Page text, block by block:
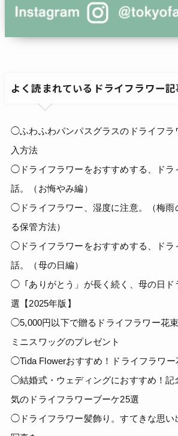
よく読まれているドライフラワー記
◯ふわふわパンパスグラスのドライフラ
入方法
◯ドライフラワーをおすすめする、ドラ
話。（お悔やみ編）
◯ドライフラワー、湿度に注意。（梅雨
る保管方法）
◯ドライフラワーをおすすめする、ドラ
話。（母の日編）
◯「ありがとう」が長く続く、母の日ド
選【2025年版】
◯5,000円以下で贈るドライフラワー花
ミニスワッグのプレゼント
◯Tida Flowerおすすめ！ドライフラワー
◯結婚式・ウェディングにおすすめ！記
気のドライフラワーブーケ25選
◯ドライフラワー髪飾り。すてきな思い